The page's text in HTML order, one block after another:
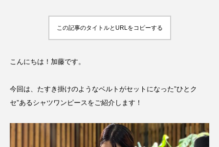
この記事のタイトルとURLをコピーする
こんにちは！加藤です。
今回は、たすき掛けのようなベルトがセットになった”ひとク
セ”あるシャツワンピースをご紹介します！